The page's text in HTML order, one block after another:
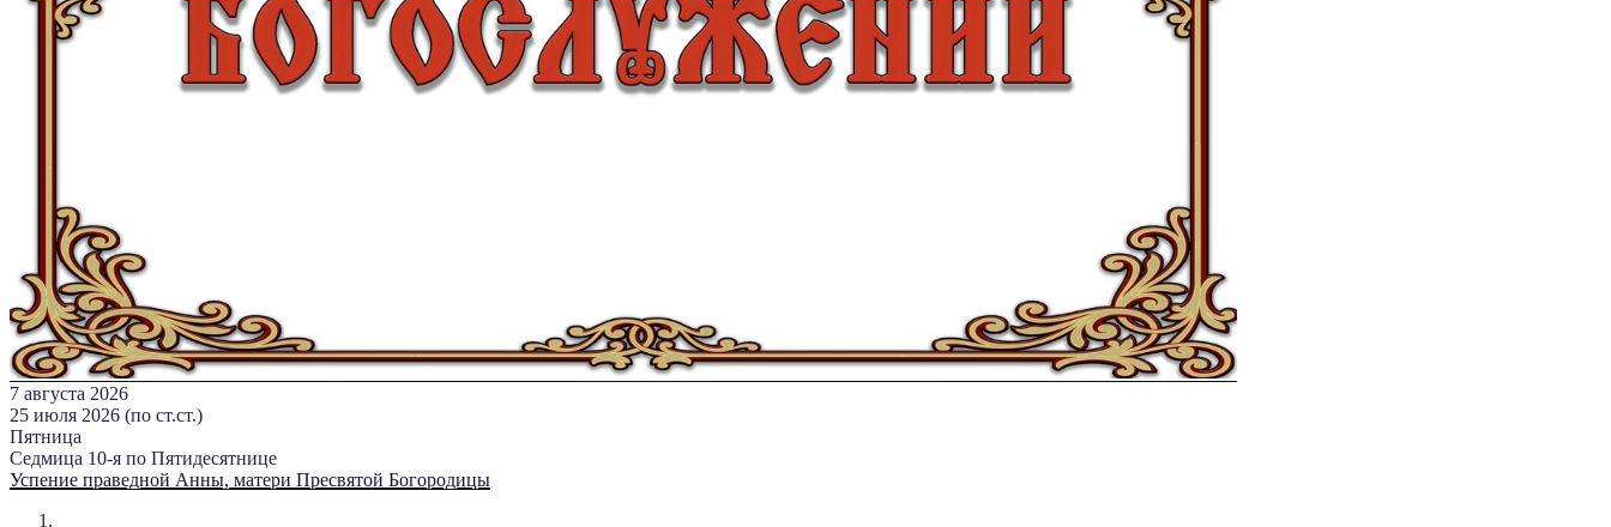
7 августа 2026
25 июля 2026 (по ст.ст.)
Пятница
Седмица 10-я по Пятидесятнице
Успение праведной Анны, матери Пресвятой Богородицы